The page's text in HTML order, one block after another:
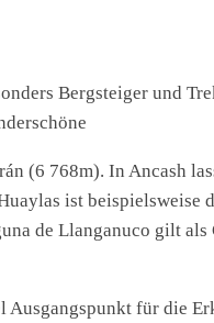
Bergsteiger und
(6 768m). In Ancash
ist beispielsweise
de Llanganuco gilt
Ausgangspunkt für die